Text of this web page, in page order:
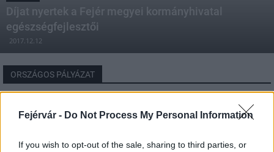
Fejérvár - Do Not Process My Personal Information
If you wish to opt-out of the sale, sharing to third parties, or
Díjat nyertek a Fejér megyei kormányhivatal
egészségfejlesztői
2017.12.12
ORSZÁGOS PÁLYÁZAT